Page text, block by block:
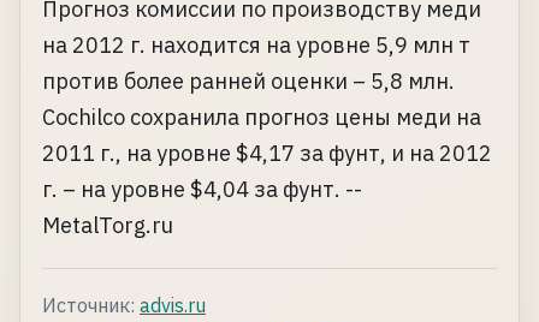
Прогноз комиссии по производству меди
на 2012 г. находится на уровне 5,9 млн т
против более ранней оценки – 5,8 млн.
Cochilco сохранила прогноз цены меди на
2011 г., на уровне $4,17 за фунт, и на 2012
г. – на уровне $4,04 за фунт. --
MetalTorg.ru
Источник: advis.ru